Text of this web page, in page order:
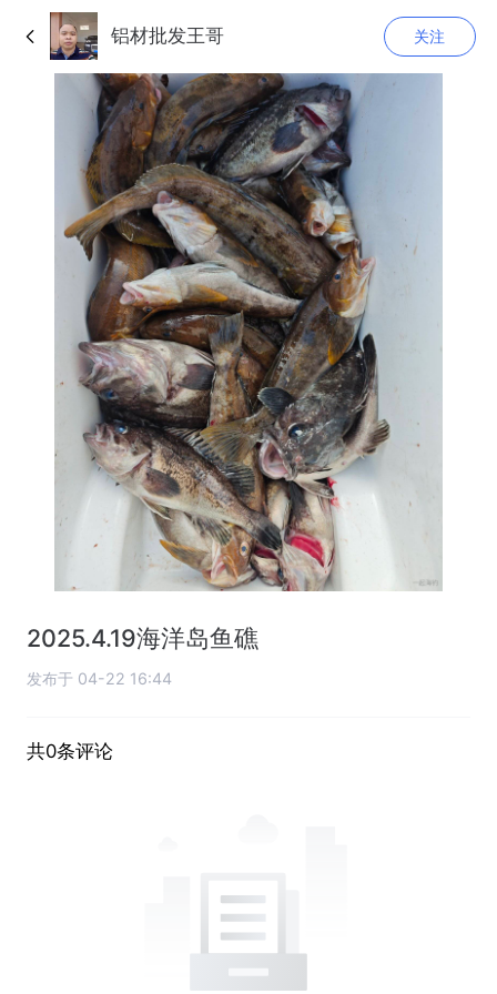
铝材批发王哥 关注
2025.4.19海洋岛鱼礁
发布于 04-22 16:44
共0条评论